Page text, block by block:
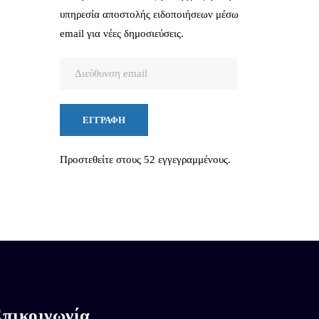
υπηρεσία αποστολής ειδοποιήσεων μέσω
email για νέες δημοσιεύσεις.
ΕΓΓΡΑΦΉ
Προστεθείτε στους 52 εγγεγραμμένους.